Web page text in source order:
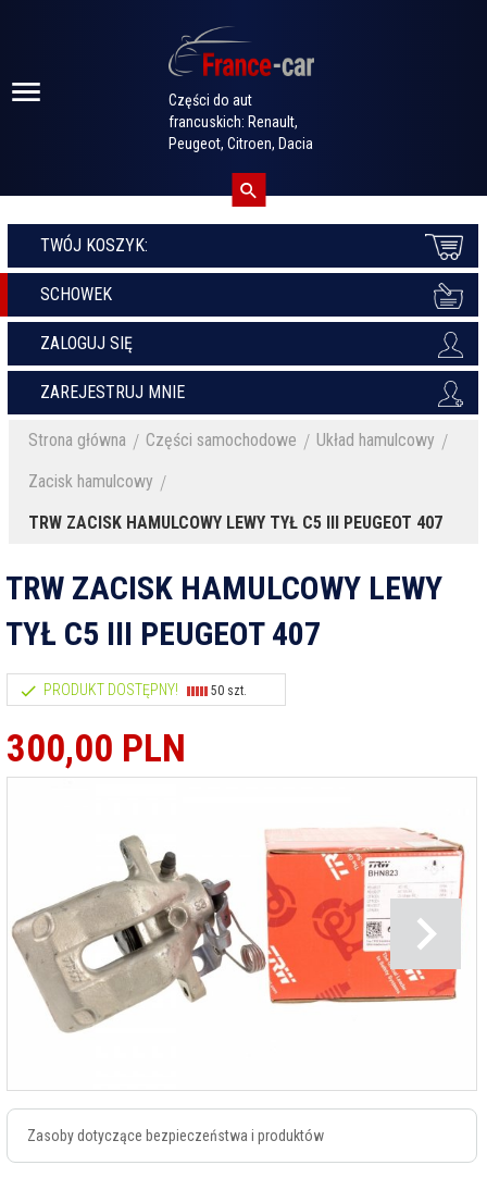
Części do aut
francuskich: Renault,
Peugeot, Citroen, Dacia
TWÓJ KOSZYK:
SCHOWEK
ZALOGUJ SIĘ
ZAREJESTRUJ MNIE
Strona główna Części samochodowe
Układ hamulcowy
Zacisk hamulcowy
TRW ZACISK HAMULCOWY LEWY TYŁ C5 III PEUGEOT 407
TRW ZACISK HAMULCOWY LEWY
TYŁ C5 III PEUGEOT 407
PRODUKT DOSTĘPNY! 50 szt.
300,00 PLN
Zasoby dotyczące bezpieczeństwa i produktów